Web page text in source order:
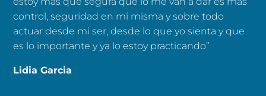
control, seguridad en mi misma y sobre todo
actuar desde mi ser, desde lo que yo sienta y que
es lo importante y ya lo estoy practicando”
Lidia Garcia